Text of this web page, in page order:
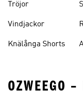
Tröjor
Vindjackor
Knälånga Shorts
OZWEEGO